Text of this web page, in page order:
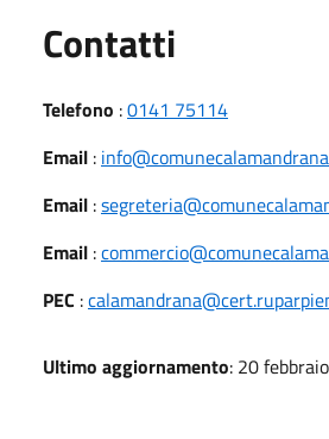
Contatti
Telefono :0141 75114
Email :
Email :
Email :
PEC :
Ultimo aggiornamento: 20